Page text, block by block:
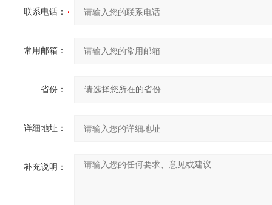
联系电话：
常用邮箱：
省份：
详细地址：
补充说明：